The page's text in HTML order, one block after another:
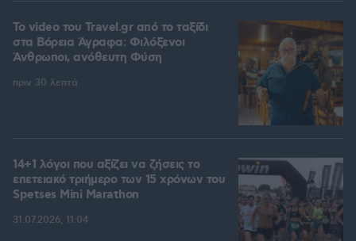
To video του Travel.gr από το ταξίδι
στα Βόρεια Άγραφα: Φιλόξενοι
Άνθρωποι, ανόθευτη Φύση
πριν 30 λεπτά
14+1 λόγοι που αξίζει να ζήσεις το
επετειακό τριήμερο των 15 χρόνων του
Spetses Mini Marathon
31.07.2026, 11:04